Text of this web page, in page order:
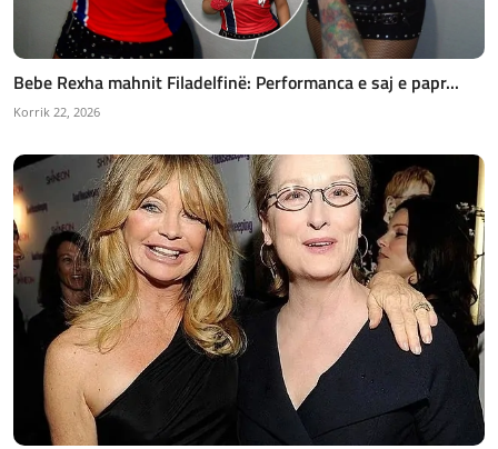
Bebe Rexha mahnit Filadelfinë: Performanca e saj e papr...
Korrik 22, 2026